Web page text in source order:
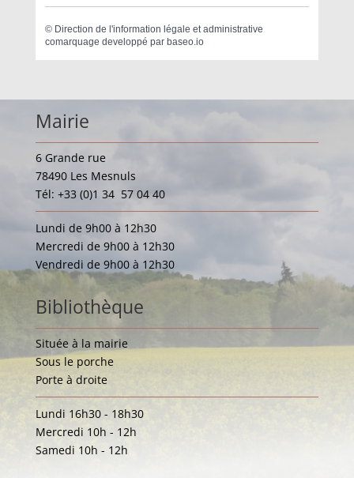
© Direction de l'information légale et administrative
comarquage developpé par baseo.io
Mairie
6 Grande rue
78490 Les Mesnuls
Tél: +33 (0)1 34 57 04 40
Lundi de 9h00 à 12h30
Mercredi de 9h00 à 12h30
Vendredi de 9h00 à 12h30
Bibliothèque
Située à la mairie
Sous le porche
Porte à droite
Lundi 16h30 - 18h30
Mercredi 10h - 12h
Samedi 10h - 12h